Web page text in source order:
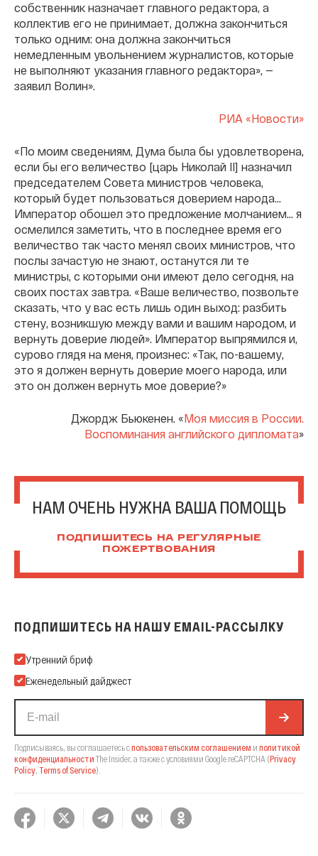
собственник назначает главного редактора, а
коллектив его не принимает, должна закончиться
только одним: она должна закончиться
немедленным увольнением журналистов, которые
не выполняют указания главного редактора», —
заявил Волин».
РИА «Новости»
«По моим сведениям, Дума была бы удовлетворена,
если бы его величество [царь Николай II] назначил
председателем Совета министров человека,
который будет пользоваться доверием народа…
Император обошел это предложение молчанием… я
осмелился заметить, что в последнее время его
величество так часто менял своих министров, что
послы зачастую не знают, останутся ли те
министры, с которыми они имеют дело сегодня, на
своих постах завтра. «Ваше величество, позвольте
сказать, что у вас есть лишь один выход: разбить
стену, возникшую между вами и вашим народом, и
вернуть доверие людей». Император выпрямился и,
сурово глядя на меня, произнес: «Так, по-вашему,
это я должен вернуть доверие моего народа, или
это он должен вернуть мое доверие?»
Джордж Бьюкенен. «Моя миссия в России.
Воспоминания английского дипломата»
НАМ ОЧЕНЬ НУЖНА ВАША ПОМОЩЬ
ПОДПИШИТЕСЬ НА РЕГУЛЯРНЫЕ
ПОЖЕРТВОВАНИЯ
ПОДПИШИТЕСЬ НА НАШУ EMAIL-РАССЫЛКУ
Подпишитесь на нашу Email-рассылку
Утренний бриф
Еженедельный дайджест
Подписываясь, вы соглашаетесь спользовательским соглашением и политикой
конфиденциальности The Insider, а также с условиями Google reCAPTCHA (Privacy
Policy, Terms of Service).